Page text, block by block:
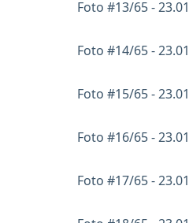
Foto #13/65 -
Foto #14/65 -
Foto #15/65 -
Foto #16/65 -
Foto #17/65 -